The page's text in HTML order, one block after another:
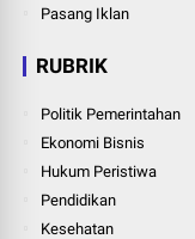
Pasang Iklan
RUBRIK
Politik Pemerintahan
Ekonomi Bisnis
Hukum Peristiwa
Pendidikan
Kesehatan